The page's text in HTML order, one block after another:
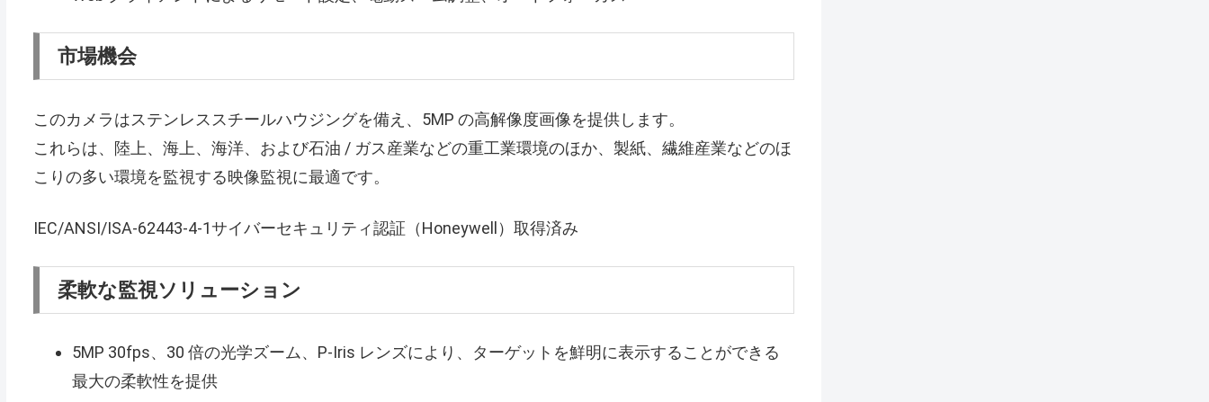
市場機会
このカメラはステンレススチールハウジングを備え、5MP の高解像度画像を提供します。
これらは、陸上、海上、海洋、および石油 / ガス産業などの重工業環境のほか、製紙、繊維産業などのほ
こりの多い環境を監視する映像監視に最適です。
IEC/ANSI/ISA-62443-4-1サイバーセキュリティ認証（Honeywell）取得済み
柔軟な監視ソリューション
5MP 30fps、30 倍の光学ズーム、P-Iris レンズにより、ターゲットを鮮明に表示することができる
最大の柔軟性を提供